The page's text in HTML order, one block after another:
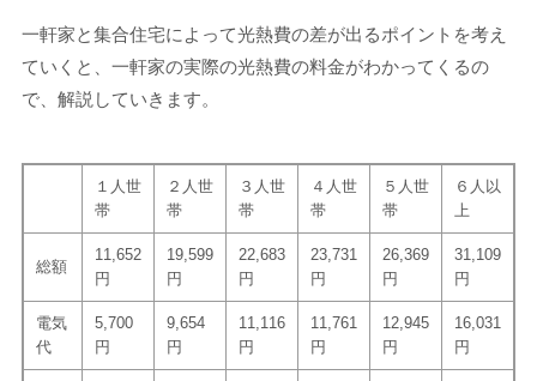
一軒家と集合住宅によって光熱費の差が出るポイントを考え
ていくと、一軒家の実際の光熱費の料金がわかってくるの
で、解説していきます。
１人世
帯
２人世
帯
３人世
帯
４人世
帯
５人世
帯
６人以
上
総額
11,652
円
19,599
円
22,683
円
23,731
円
26,369
円
31,109
円
電気
代
5,700
円
9,654
円
11,116
円
11,761
円
12,945
円
16,031
円